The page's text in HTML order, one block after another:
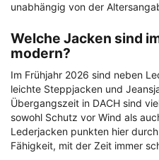
unabhängig von der
Welche Jacken sind
modern?
Im Frühjahr 2026 sind neben
leichte Steppjacken und
Übergangszeit in DACH sind
sowohl Schutz vor Wind als
Lederjacken punkten hier
Fähigkeit, mit der Zeit immer